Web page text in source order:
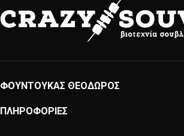
ΦΟΥΝΤΟΥΚΑΣ ΘΕΟΔΩΡΟΣ
ΠΛΗΡΟΦΟΡΙΕΣ